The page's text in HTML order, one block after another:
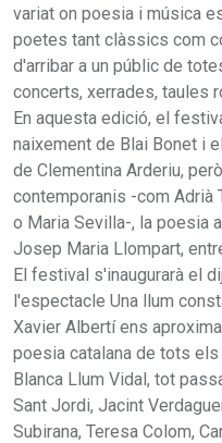
variat on poesia i música
poetes tant clàssics com
d'arribar a un públic de
concerts, xerrades, taules
En aquesta edició, el
naixement de Blai Bonet i
de Clementina Arderiu,
contemporanis -com Adrià
o Maria Sevilla-, la poesia
Josep Maria Llompart,
El festival s'inaugurarà el
l'espectacle Una llum
Xavier Albertí ens
poesia catalana de tots
Blanca Llum Vidal, tot
Sant Jordi, Jacint
Subirana, Teresa Colom,